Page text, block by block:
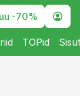
-70%
TOPid